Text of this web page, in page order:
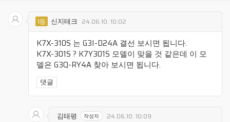
1등 신지테크 24.06.10. 10:02
K7X-310S 는 G3I-D24A 결선 보시면 됩니다.
K7X-301S ? K7Y301S 모델이 맞을 것 같은데 이 모
델은 G3Q-RY4A 찾아 보시면 됩니다.
댓글
김태평 작성자 24.06.10. 10:09